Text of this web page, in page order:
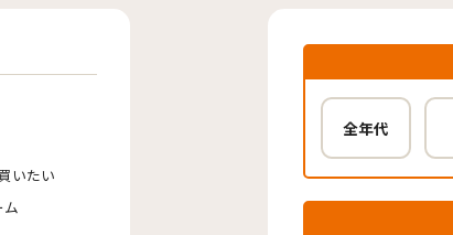
全年代
いたい
ム